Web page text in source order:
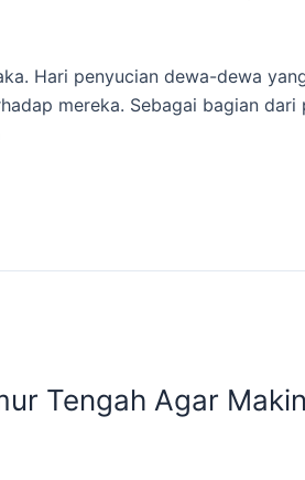
Hari penyucian dewa-dewa
mereka. Sebagai bagian
Tengah Agar